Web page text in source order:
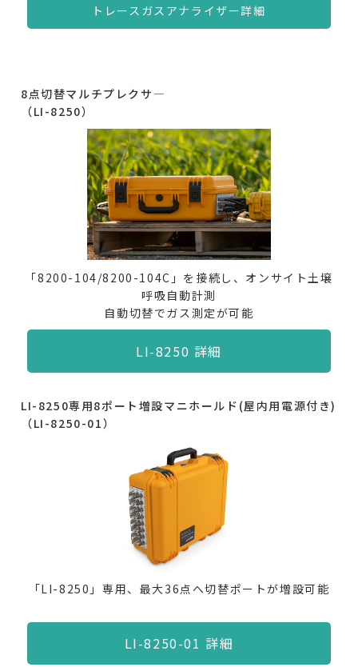
トレースガスアナライザー詳細
8点切替マルチプレクサ―
（LI-8250）
「8200-104/8200-104C」を接続し、オンサイト土壌
呼吸自動計測
自動切替でガス測定が可能
LI-8250 詳細
LI-8250専用8ポート増設マニホールド(屋内用電源付き)
（LI-8250-01）
「LI-8250」専用、最大36点へ切替ポートが増設可能
LI-8250-01 詳細